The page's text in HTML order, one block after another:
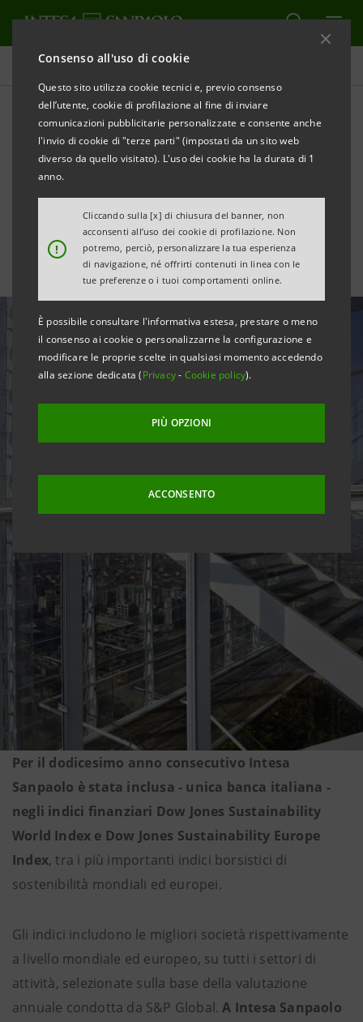
Consenso all'uso di cookie
Questo sito utilizza cookie tecnici e, previo consenso
dell’utente, cookie di profilazione al fine di inviare
comunicazioni pubblicitarie personalizzate e consente anche
l'invio di cookie di "terze parti" (impostati da un sito web
diverso da quello visitato). L'uso dei cookie ha la durata di 1
anno.
!
Cliccando sulla [x] di chiusura del banner, non
acconsenti all’uso dei cookie di profilazione. Non
potremo, perciò, personalizzare la tua esperienza
di navigazione, né offrirti contenuti in linea con le
tue preferenze o i tuoi comportamenti online.
È possibile consultare l'informativa estesa, prestare o meno
il consenso ai cookie o personalizzarne la configurazione e
modificare le proprie scelte in qualsiasi momento accedendo
alla sezione dedicata (Privacy- Cookie policy).
PIÙ OPZIONI
ACCONSENTO
Ultime notizie e approfondimenti
Intesa Sanpaolo confermata
nei Dow Jones Sustainability
Indices
Per il dodicesimo anno consecutivo Intesa
Sanpaolo è stata inclusa - unica banca italiana -
negli indici finanziari Dow Jones Sustainability
World Index e Dow Jones Sustainability Europe
Index, tra i più importanti indici borsistici di
sostenibilità mondiali ed europei.
Gli indici includono le migliori società rispettivamente
a livello mondiale ed europeo, su tutti i settori di
attività, selezionate sulla base della valutazione
annuale condotta da S&P Global.A Intesa Sanpaolo